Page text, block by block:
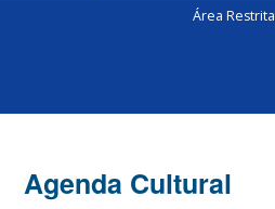
Área Restrita
Agenda Cultural
5:00